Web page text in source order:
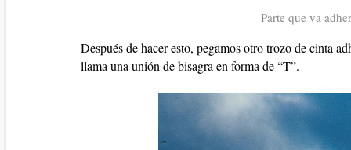
Parte que va
Después de hacer esto, pegamos otro trozo de cinta
llama una unión de bisagra en forma de “T”.